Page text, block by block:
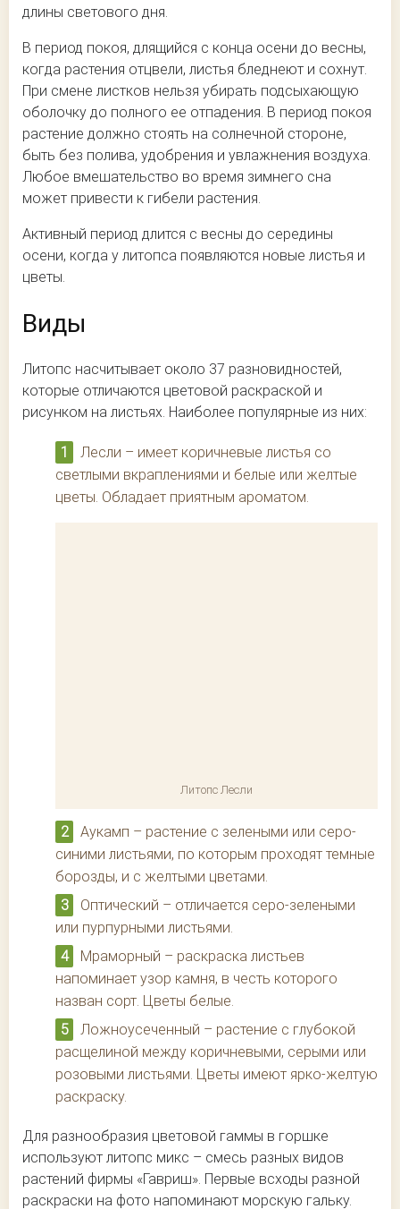
длины светового дня.
В период покоя, длящийся с конца осени до весны,
когда растения отцвели, листья бледнеют и сохнут.
При смене листков нельзя убирать подсыхающую
оболочку до полного ее отпадения. В период покоя
растение должно стоять на солнечной стороне,
быть без полива, удобрения и увлажнения воздуха.
Любое вмешательство во время зимнего сна
может привести к гибели растения.
Активный период длится с весны до середины
осени, когда у литопса появляются новые листья и
цветы.
Виды
Литопс насчитывает около 37 разновидностей,
которые отличаются цветовой раскраской и
рисунком на листьях. Наиболее популярные из них:
Лесли – имеет коричневые листья со
светлыми вкраплениями и белые или желтые
цветы. Обладает приятным ароматом.
Литопс Лесли
Аукамп – растение с зелеными или серо-
синими листьями, по которым проходят темные
борозды, и с желтыми цветами.
Оптический – отличается серо-зелеными
или пурпурными листьями.
Мраморный – раскраска листьев
напоминает узор камня, в честь которого
назван сорт. Цветы белые.
Ложноусеченный – растение с глубокой
расщелиной между коричневыми, серыми или
розовыми листьями. Цветы имеют ярко-желтую
раскраску.
Для разнообразия цветовой гаммы в горшке
используют литопс микс – смесь разных видов
растений фирмы «Гавриш». Первые всходы разной
раскраски на фото напоминают морскую гальку.